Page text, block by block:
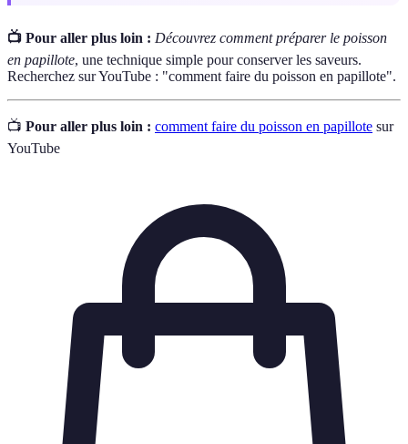
📺 Pour aller plus loin : Découvrez comment préparer le poisson
en papillote, une technique simple pour conserver les saveurs.
Recherchez sur YouTube : "comment faire du poisson en papillote".
📺 Pour aller plus loin : comment faire du poisson en papillote sur
YouTube